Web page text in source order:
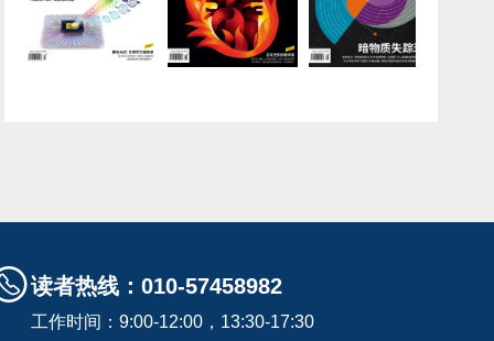
读者热线：010-57458982
工作时间：9:00-12:00，13:30-17:30